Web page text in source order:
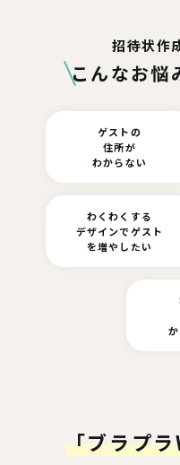
招待状作
こんなお悩
ゲストの
住所が
わからない
わくわくする
デザインでゲスト
を増やしたい
「ブラプ